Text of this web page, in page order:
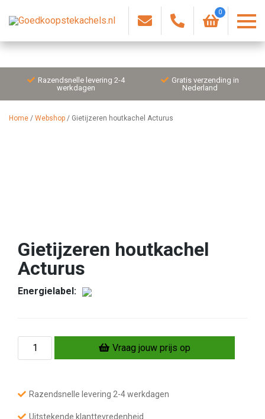
0
Razendsnelle levering 2-4
werkdagen
Gratis verzending in
Nederland
Home / Webshop / Gietijzeren houtkachel Acturus
Gietijzeren houtkachel
Acturus
Energielabel:
G
e
z
r
Vraag jouw prijs op
Razendsnelle levering 2-4 werkdagen
Uitstekende klanttevredenheid